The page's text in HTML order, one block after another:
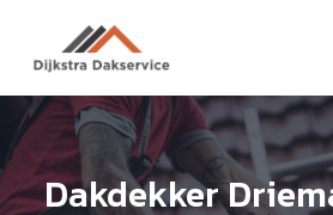
inhoud
Dakdekker